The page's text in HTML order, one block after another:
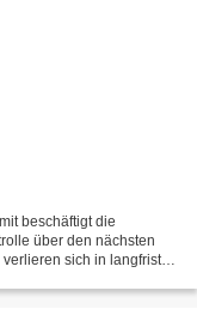
beschäftigt die
über den nächsten
sich in langfristen